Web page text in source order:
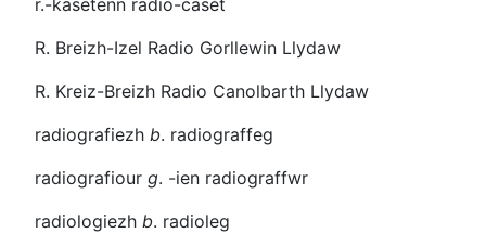
r.-kasetenn radio-casét
R. Breizh-Izel Radio Gorllewin Llydaw
R. Kreiz-Breizh Radio Canolbarth Llydaw
radiografiezh b. radiograffeg
radiografiour g. -ien radiograffwr
radiologiezh b. radioleg